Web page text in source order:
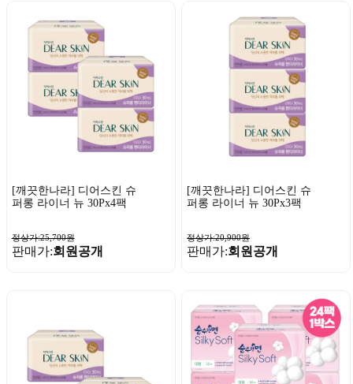
[깨끗한나라] 디어스킨 슈
퍼롱 라이너 뉴 30Px4팩
정상가:25,700원
판매가:회원공개
[깨끗한나라] 디어스킨 슈
퍼롱 라이너 뉴 30Px3팩
정상가:20,900원
판매가:회원공개